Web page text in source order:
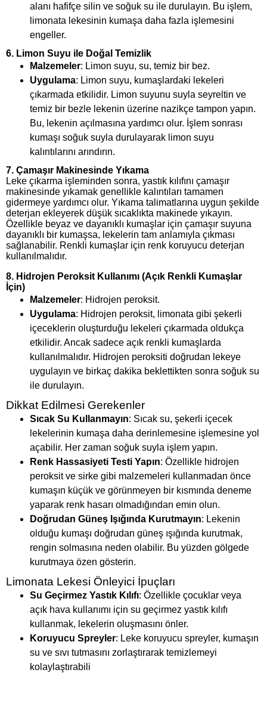
alanı hafifçe silin ve soğuk su ile durulayın. Bu işlem,
limonata lekesinin kumaşa daha fazla işlemesini
engeller.
6. Limon Suyu ile Doğal Temizlik
Malzemeler: Limon suyu, su, temiz bir bez.
Uygulama: Limon suyu, kumaşlardaki lekeleri
çıkarmada etkilidir. Limon suyunu suyla seyreltin ve
temiz bir bezle lekenin üzerine nazikçe tampon yapın.
Bu, lekenin açılmasına yardımcı olur. İşlem sonrası
kumaşı soğuk suyla durulayarak limon suyu
kalıntılarını arındırın.
7. Çamaşır Makinesinde Yıkama
Leke çıkarma işleminden sonra, yastık kılıfını çamaşır
makinesinde yıkamak genellikle kalıntıları tamamen
gidermeye yardımcı olur. Yıkama talimatlarına uygun şekilde
deterjan ekleyerek düşük sıcaklıkta makinede yıkayın.
Özellikle beyaz ve dayanıklı kumaşlar için çamaşır suyuna
dayanıklı bir kumaşsa, lekelerin tam anlamıyla çıkması
sağlanabilir. Renkli kumaşlar için renk koruyucu deterjan
kullanılmalıdır.
8. Hidrojen Peroksit Kullanımı (Açık Renkli Kumaşlar
İçin)
Malzemeler: Hidrojen peroksit.
Uygulama: Hidrojen peroksit, limonata gibi şekerli
içeceklerin oluşturduğu lekeleri çıkarmada oldukça
etkilidir. Ancak sadece açık renkli kumaşlarda
kullanılmalıdır. Hidrojen peroksiti doğrudan lekeye
uygulayın ve birkaç dakika beklettikten sonra soğuk su
ile durulayın.
Dikkat Edilmesi Gerekenler
Sıcak Su Kullanmayın: Sıcak su, şekerli içecek
lekelerinin kumaşa daha derinlemesine işlemesine yol
açabilir. Her zaman soğuk suyla işlem yapın.
Renk Hassasiyeti Testi Yapın: Özellikle hidrojen
peroksit ve sirke gibi malzemeleri kullanmadan önce
kumaşın küçük ve görünmeyen bir kısmında deneme
yaparak renk hasarı olmadığından emin olun.
Doğrudan Güneş Işığında Kurutmayın: Lekenin
olduğu kumaşı doğrudan güneş ışığında kurutmak,
rengin solmasına neden olabilir. Bu yüzden gölgede
kurutmaya özen gösterin.
Limonata Lekesi Önleyici İpuçları
Su Geçirmez Yastık Kılıfı: Özellikle çocuklar veya
açık hava kullanımı için su geçirmez yastık kılıfı
kullanmak, lekelerin oluşmasını önler.
Koruyucu Spreyler: Leke koruyucu spreyler, kumaşın
su ve sıvı tutmasını zorlaştırarak temizlemeyi
kolaylaştırabili